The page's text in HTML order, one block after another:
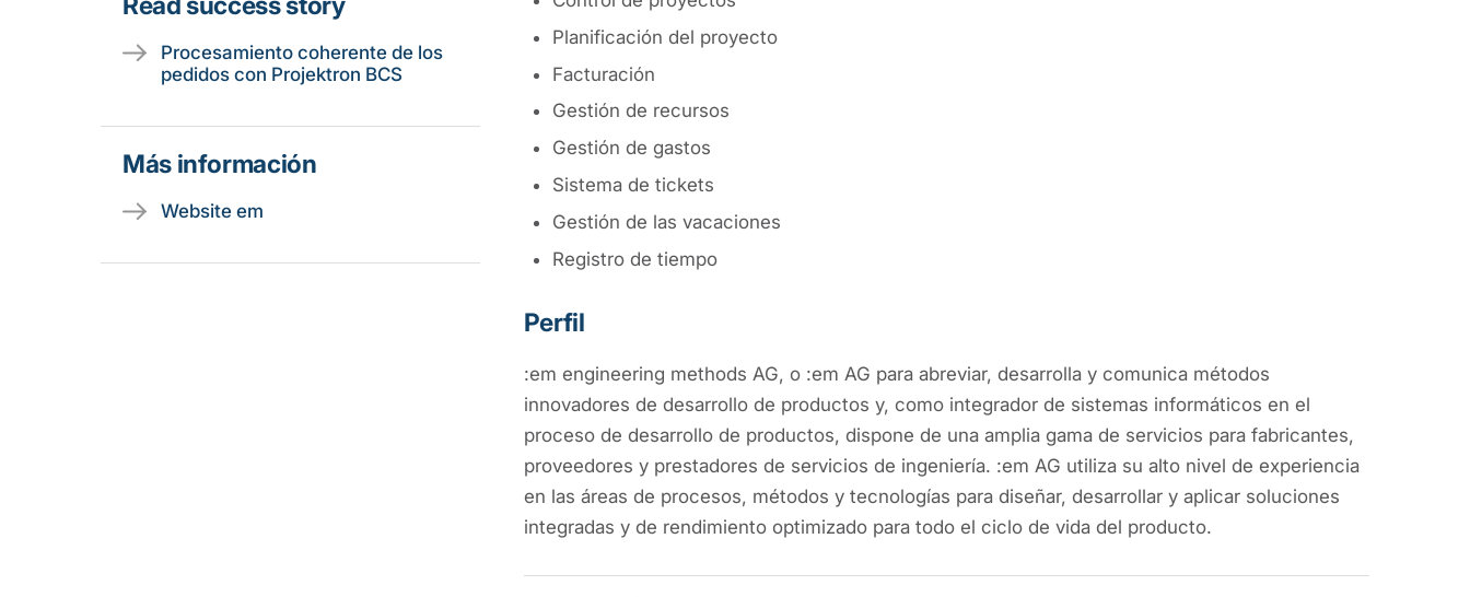
Planificación del proyecto
Facturación
Gestión de recursos
Gestión de gastos
Sistema de tickets
Gestión de las vacaciones
Registro de tiempo
Perfil
:em engineering methods AG, o :em AG para abreviar, desarrolla y comunica métodos
innovadores de desarrollo de productos y, como integrador de sistemas informáticos en el
proceso de desarrollo de productos, dispone de una amplia gama de servicios para fabricantes,
proveedores y prestadores de servicios de ingeniería. :em AG utiliza su alto nivel de experiencia
en las áreas de procesos, métodos y tecnologías para diseñar, desarrollar y aplicar soluciones
integradas y de rendimiento optimizado para todo el ciclo de vida del producto.
Procesamiento coherente de los
pedidos con Projektron BCS
Más información
Website em